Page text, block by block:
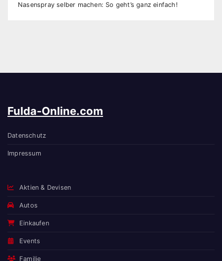
Nasenspray selber machen: So geht’s ganz einfach!
Fulda-Online.com
Datenschutz
Impressum
Aktien & Devisen
Autos
Einkaufen
Events
Familie